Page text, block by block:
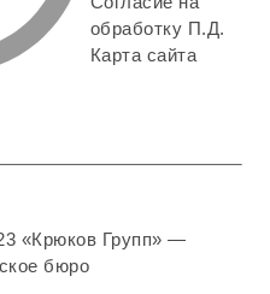
обработку П.Д.
Карта сайта
«Крюков Групп» —
бюро